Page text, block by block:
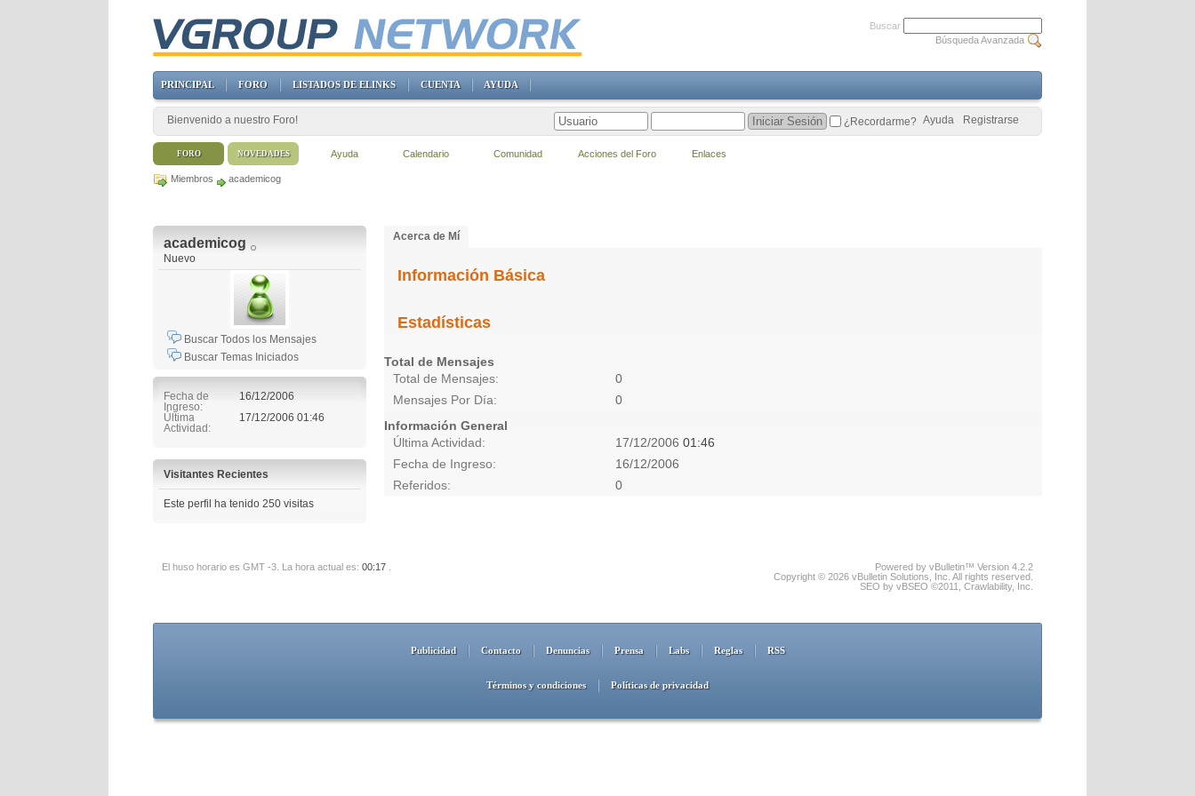
Miembros academicog
academicog
Nuevo
Buscar Todos los Mensajes
Buscar Temas Iniciados
Fecha de
Ingreso
16/12/2006
Última
Actividad
17/12/2006 01:46
Visitantes Recientes
Este perfil ha tenido 250 visitas
Acerca de Mí
Información Básica
Estadísticas
Total de Mensajes
Total de Mensajes
0
Mensajes Por Día
0
Información General
Última Actividad
17/12/2006 01:46
Fecha de Ingreso
16/12/2006
Referidos
0
El huso horario es GMT -3. La hora actual es: 00:17
Powered by vBulletin™ Version 4.2.2
Copyright © 2026 vBulletin Solutions, Inc. All rights reserved.
SEO by vBSEO ©2011, Crawlability, Inc.
Publicidad Contacto Denuncias Prensa Labs Reglas RSS
Términos y condiciones Políticas de privacidad
Buscar
Búsqueda Avanzada
PRINCIPAL FORO LISTADOS DE ELINKS CUENTA AYUDA
Bienvenido a nuestro Foro! Registrarse
Ayuda
¿Recordarme?
FORO Ayuda Calendario Comunidad Acciones del Foro Enlaces
NOVEDADES